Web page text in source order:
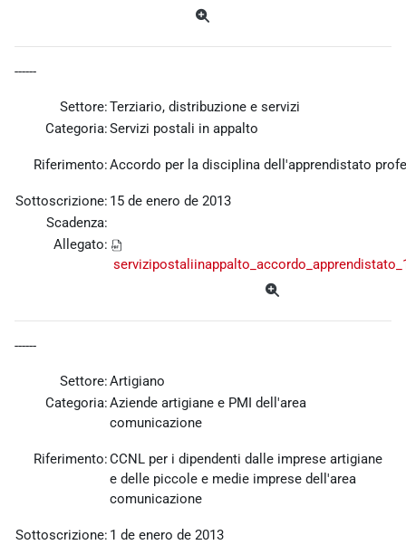
------
Settore:Terziario, distribuzione e servizi
Categoria:Servizi postali in appalto
Riferimento:Accordo per la disciplina dell'apprendistato
Sottoscrizione: 15 de enero de 2013
Scadenza:
Allegato:
------
Settore:Artigiano
Categoria:Aziende artigiane e PMI dell'area
comunicazione
Riferimento:CCNL per i dipendenti dalle imprese artigiane
e delle piccole e medie imprese dell'area
comunicazione
Sottoscrizione: 1 de enero de 2013